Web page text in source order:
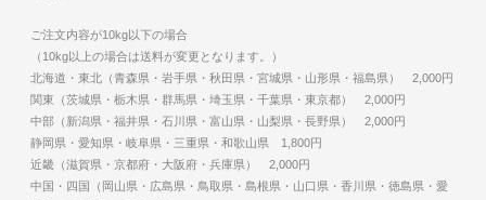
ご注文内容が10kg以下の場合
（10kg以上の場合は送料が変更となります。）
北海道・東北（青森県・岩手県・秋田県・宮城県・山形県・福島県） 2,000円
関東（茨城県・栃木県・群馬県・埼玉県・千葉県・東京都） 2,000円
中部（新潟県・福井県・石川県・富山県・山梨県・長野県） 2,000円
静岡県・愛知県・岐阜県・三重県・和歌山県 1,800円
近畿（滋賀県・京都府・大阪府・兵庫県） 2,000円
中国・四国（岡山県・広島県・鳥取県・島根県・山口県・香川県・徳島県・愛